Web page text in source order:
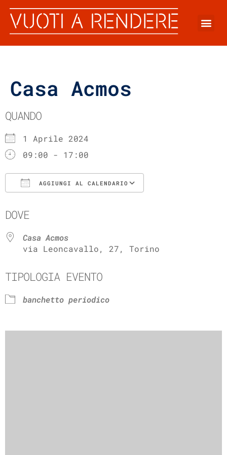
Casa Acmos
QUANDO
1 Aprile 2024
09:00 - 17:00
AGGIUNGI AL CALENDARIO
DOVE
Casa Acmos
via Leoncavallo, 27, Torino
TIPOLOGIA EVENTO
banchetto periodico